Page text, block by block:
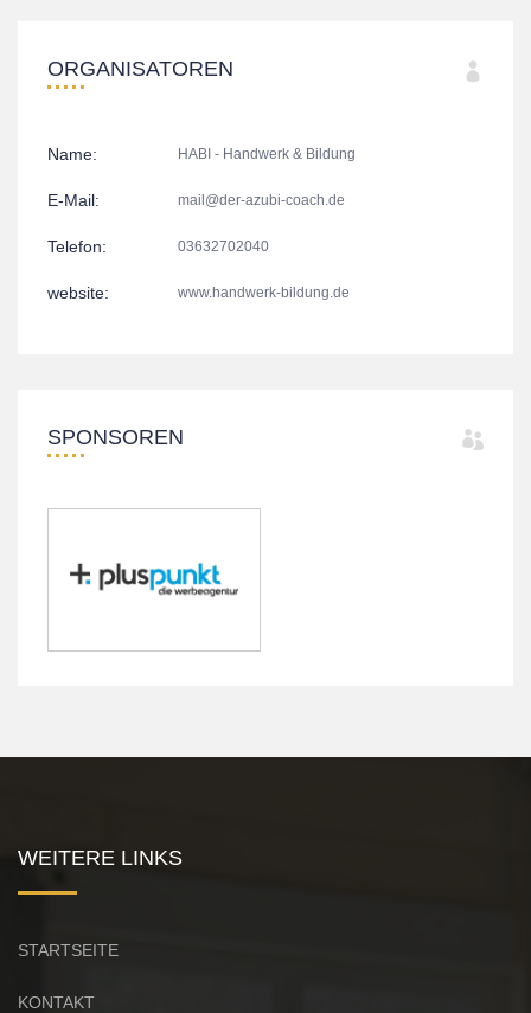
ORGANISATOREN
Name: HABI - Handwerk & Bildung
E-Mail: mail@der-azubi-coach.de
Telefon: 03632702040
website: www.handwerk-bildung.de
SPONSOREN
WEITERE LINKS
STARTSEITE
KONTAKT